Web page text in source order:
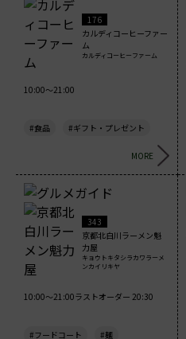
176
カルディコーヒーファー
ム
カルディコーヒーファーム
10:00～21:00
#食品 #ギフト・プレゼント
MORE
343
京都北白川ラーメン魁
力屋
キョウトキタシラカワラーメ
ンカイリキヤ
10:00～21:00ラストオーダー 20:30
#フードコート #麺